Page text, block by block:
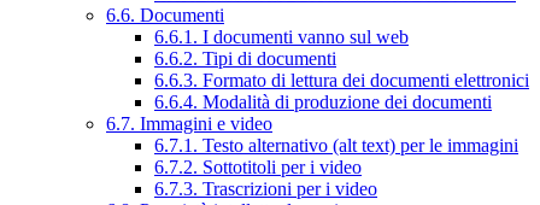
6.6. Documenti
6.6.1. I documenti vanno sul web
6.6.2. Tipi di documenti
6.6.3. Formato di lettura dei documenti elettronici
6.6.4. Modalità di produzione dei documenti
6.7. Immagini e video
6.7.1. Testo alternativo (alt text) per le immagini
6.7.2. Sottotitoli per i video
6.7.3. Trascrizioni per i video